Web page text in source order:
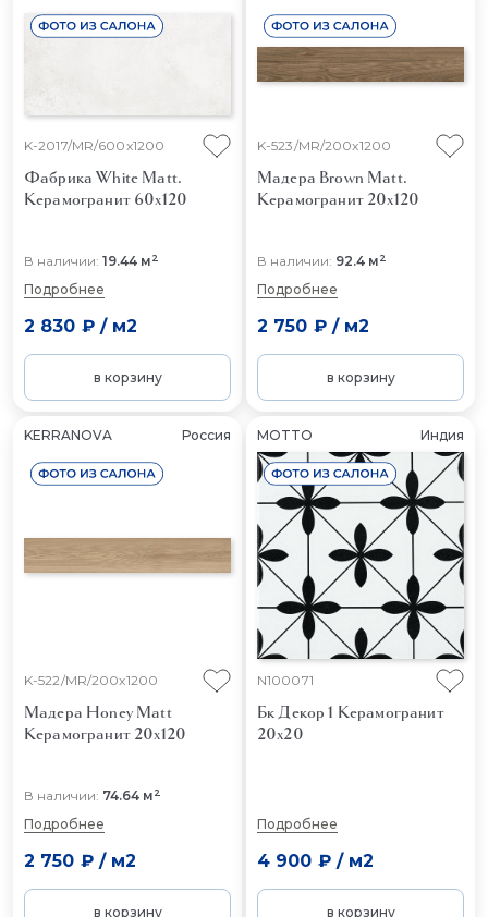
K-2017/MR/600x1200
Фабрика White Matt.
Керамогранит 60x120
В наличии: 19.44 м2
Подробнее
2 830 ₽/ м2
в корзину
K-523/MR/200x1200
Мадера Brown Matt.
Керамогранит 20x120
В наличии: 92.4 м2
Подробнее
2 750 ₽/ м2
в корзину
KERRANOVA Россия
K-522/MR/200x1200
Мадера Honey Matt
Керамогранит 20x120
В наличии: 74.64 м2
Подробнее
2 750 ₽/ м2
в корзину
MOTTO Индия
N100071
Бк Декор 1 Керамогранит
20x20
Подробнее
4 900 ₽/ м2
в корзину